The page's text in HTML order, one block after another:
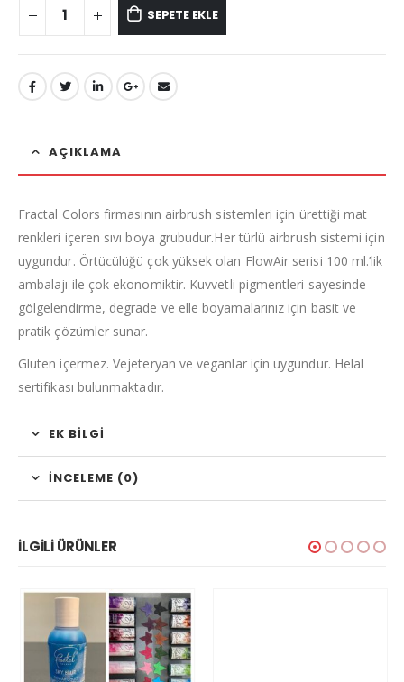
SEPETE EKLE
AÇIKLAMA
Fractal Colors firmasının airbrush sistemleri için ürettiği mat
renkleri içeren sıvı boya grubudur.Her türlü airbrush sistemi için
uygundur. Örtücülüğü çok yüksek olan FlowAir serisi 100 ml.’lik
ambalajı ile çok ekonomiktir. Kuvvetli pigmentleri sayesinde
gölgelendirme, degrade ve elle boyamalarınız için basit ve
pratik çözümler sunar.
Gluten içermez. Vejeteryan ve veganlar için uygundur. Helal
sertifikası bulunmaktadır.
EK BILGI
İNCELEME (0)
İLGILI ÜRÜNLER